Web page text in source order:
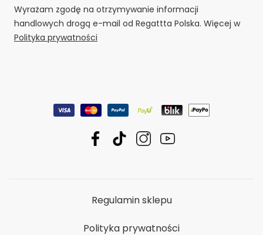
Wyrażam zgodę na otrzymywanie informacji
handlowych drogą e-mail od Regattta Polska. Więcej w
Polityka prywatności
Regulamin sklepu
Polityka prywatności